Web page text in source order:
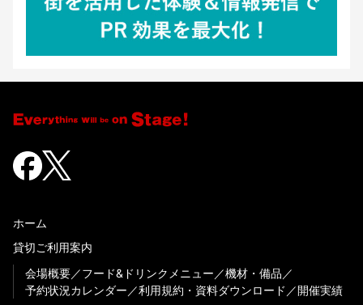
ホーム
貸切ご利用案内
会場概要
フード&ドリンクメニュー
機材・備品
予約状況カレンダー
利用規約・資料ダウンロード 開催実績